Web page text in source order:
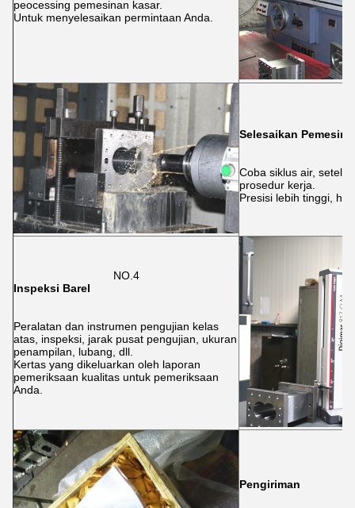
peocessing pemesinan kasar.
Untuk menyelesaikan permintaan Anda.
Selesaikan
Coba siklus air,
prosedur kerja.
Presisi lebih tinggi,
NO.4
Inspeksi Barel
Peralatan dan instrumen pengujian kelas
atas, inspeksi, jarak pusat pengujian, ukuran
penampilan, lubang, dll.
Kertas yang dikeluarkan oleh laporan
pemeriksaan kualitas untuk pemeriksaan
Anda.
Pengiriman